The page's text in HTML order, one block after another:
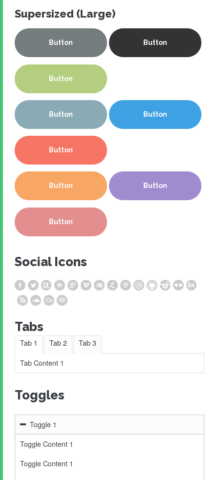
Supersized (Large)
Button Button
Button
Button Button
Button
Button Button
Button
Social Icons
Tabs
Tab 1 Tab 2 Tab 3
Tab Content 1
Toggles
Toggle 1
Toggle Content 1
Toggle Content 1